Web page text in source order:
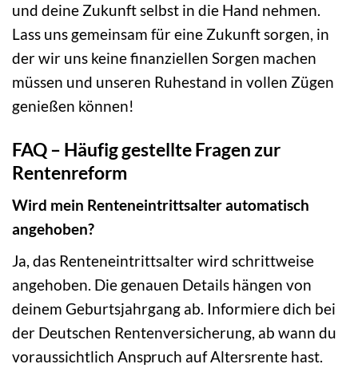
und deine Zukunft selbst in die Hand nehmen.
Lass uns gemeinsam für eine Zukunft sorgen, in
der wir uns keine finanziellen Sorgen machen
müssen und unseren Ruhestand in vollen Zügen
genießen können!
FAQ – Häufig gestellte Fragen zur
Rentenreform
Wird mein Renteneintrittsalter automatisch
angehoben?
Ja, das Renteneintrittsalter wird schrittweise
angehoben. Die genauen Details hängen von
deinem Geburtsjahrgang ab. Informiere dich bei
der Deutschen Rentenversicherung, ab wann du
voraussichtlich Anspruch auf Altersrente hast.